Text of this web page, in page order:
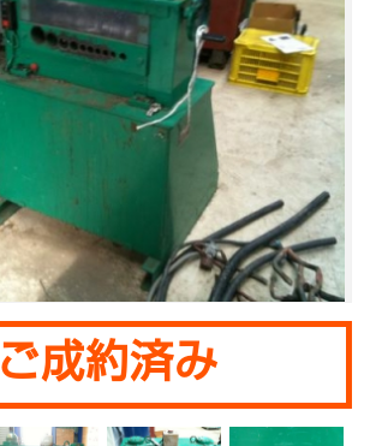
ご成約済み